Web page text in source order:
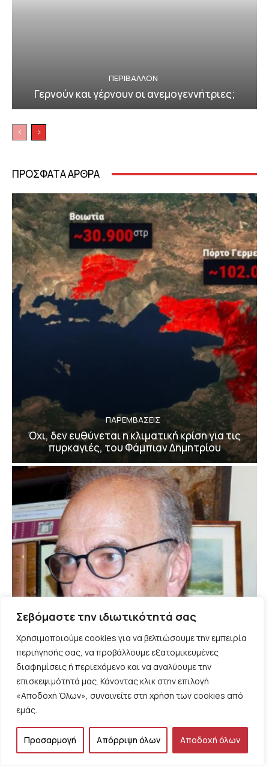
Σεβόμαστε την ιδιωτικότητά σας
Χρησιμοποιούμε cookies για να βελτιώσουμε την εμπειρία
περιήγησής σας, να προβάλλουμε εξατομικευμένες
διαφημίσεις ή περιεχόμενο και να αναλύουμε την
επισκεψιμότητά μας. Κάνοντας κλικ στην επιλογή
«Αποδοχή Όλων», συναινείτε στη χρήση των cookies από
εμάς.
Προσαρμογή Απόρριψη όλων Αποδοχή όλων
ΠΕΡΙΒΆΛΛΟΝ
Γερνούν και γέρνουν οι ανεμογεννήτριες;
ΠΡΟΣΦΑΤΑ ΑΡΘΡΑ
ΠΑΡΕΜΒΑΣΕΙΣ
Όχι, δεν ευθύνεται η κλιματική κρίση για τις
πυρκαγιές, του Φάμπιαν Δημητρίου
ΑΝΑΚΟΙΝΩΣΕΙΣ - ΕΚΔΗΛΩΣΕΙΣ
Διαδικτυακή επίθεση στον Σήφη Καυκαλά: Τα
τρολ της κυβέρνησης και οι αγωνιστές μιας